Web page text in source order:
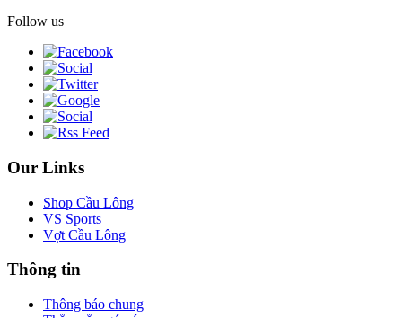
Follow us
Our Links
Shop Cầu Lông
VS Sports
Vợt Cầu Lông
Thông tin
Thông báo chung